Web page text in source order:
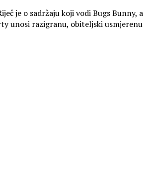
je o sadržaju koji vodi Bugs Bunny, a
unosi razigranu, obiteljski usmjerenu